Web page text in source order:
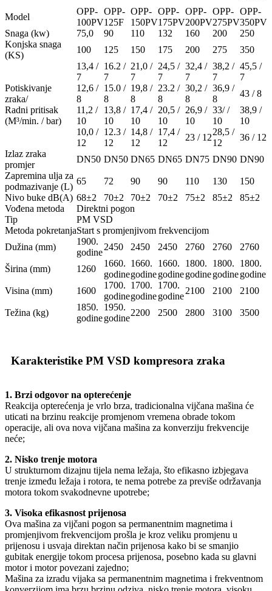
Model
OPP-
100PV
OPP-
125F
OPP-
150PV
OPP-
175PV
OPP-
200PV
OPP-
275PV
OPP-
350PV
Snaga (kw)
75,0 90 110 132 160 200
250
Konjska snaga
(KS)
100 125 150 175 200 275 350
Potiskivanje
zraka/
Radni pritisak
(M³/min. / bar)
13,4 /
7
16.2 /
7
21,0 /
7
24,5 /
7
32,4 /
7
38,2 /
7
45,5 /
7
12,6 /
8
15.0 /
8
19,8 /
8
23.2 /
8
30,2 /
8
36,9 /
8
43 / 8
11,2 /
10
13,8 /
10
17,4 /
10
20,5 /
10
26,9 /
10
33/ /
10
38,9 /
10
10,0 /
12
12.3 /
12
14,8 /
12
17,4 /
12
23 / 12
28,5 /
12
36 / 12
Izlaz zraka
promjer
DN50 DN50 DN65 DN65 DN75 DN90 DN90
Zapremina ulja za
podmazivanje (L)
65 72 90 90 110 130
150
Nivo buke dB(A) 68±2 70±2 70±2 70±2 75±2 85±2
85±2
Vođena metoda
Direktni pogon
Tip
PM VSD
Metoda pokretanjaStart s promjenjivom frekvencijom
Dužina (mm)
1900.
godine
2450 2450 2450 2760 2760 2760
Širina (mm) 1260
1660.
godine
1660.
godine
1660.
godine
1800.
godine
1800.
godine
1800.
godine
Visina (mm)
1600
1700.
godine
1700.
godine
1700.
godine
2100 2100 2100
Težina (kg)
1850.
godine
1950.
godine
2200 2500 2800 3100 3500
Karakteristike PM VSD kompresora zraka
1. Brzi odgovor na opterećenje
Reakcija opterećenja je vrlo brza, tradicionalna vijčana mašina će
uticati na brzinu reakcije promjenom vremena obrade tokom
operacije, ali ova nova vijčana mašina za konverziju frekvencije
neće;
2. Nisko trenje motora
U strukturnom dizajnu tijela nema ležaja, što efikasno izbjegava
trenje između ležaja i rotora, te nema potrebe za previše održavanja
motora tokom svakodnevne upotrebe;
3. Visoka efikasnost prijenosa
Ova mašina za vijčani pogon sa permanentnim magnetima i
promjenjivom frekvencijom prošla je kroz veliku promjenu u
prijenosu i usvaja direktan način prijenosa kako bi se smanjio
gubitak energije tokom procesa prijenosa, posebno kada su glavni
motor i motor povezani zajedno;
Mašina za izradu vijaka sa permanentnim magnetima i frekventnom